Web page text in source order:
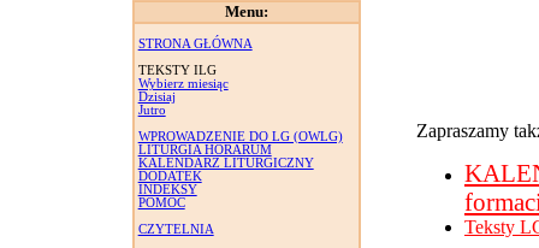
Menu:
STRONA GŁÓWNA
TEKSTY ILG
Wybierz miesiąc
Dzisiaj
Jutro
WPROWADZENIE DO LG (OWLG)
LITURGIA HORARUM
KALENDARZ LITURGICZNY
DODATEK
INDEKSY
POMOC
CZYTELNIA
Zapraszamy
Teksty